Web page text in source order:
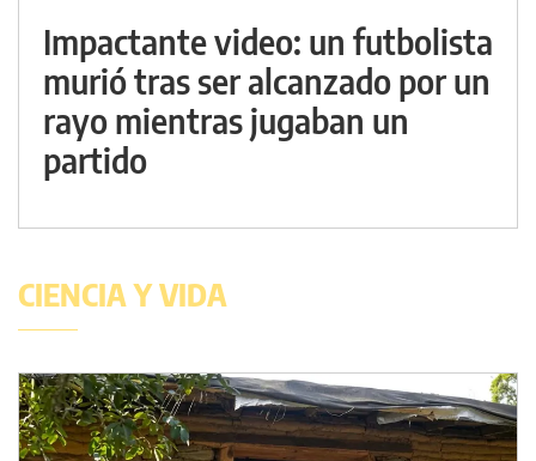
Impactante video: un futbolista
murió tras ser alcanzado por un
rayo mientras jugaban un
partido
CIENCIA Y VIDA